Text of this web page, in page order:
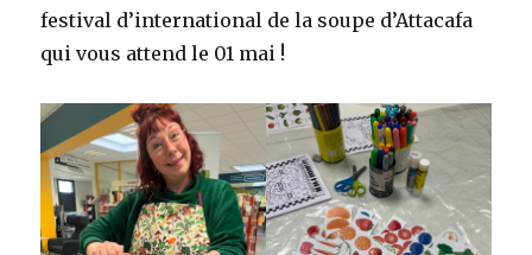
festival d’international de la soupe d’Attacafa
qui vous attend le 01 mai !